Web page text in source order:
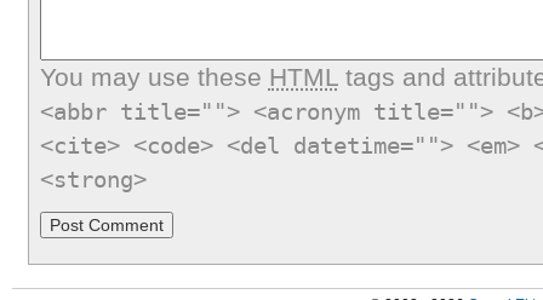
You may use these HTMLtags and
<abbr title=""> <acronym title="">
<cite> <code> <del datetime="">
<strong>